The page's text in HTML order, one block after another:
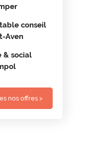
conseil
Aven
& social
nos offres >